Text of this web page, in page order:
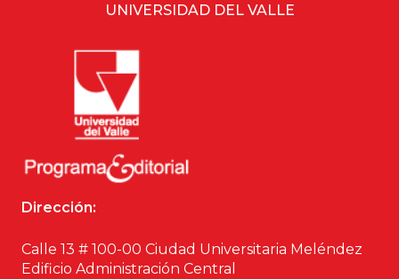
UNIVERSIDAD DEL VALLE
Dirección:
Calle 13 # 100-00 Ciudad Universitaria Meléndez
Edificio Administración Central